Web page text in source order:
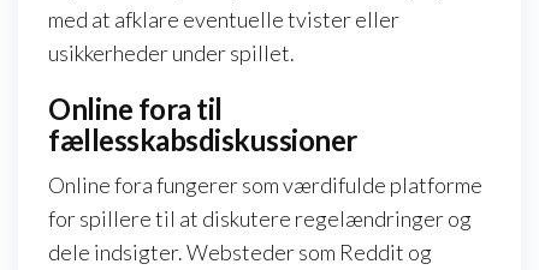
med at afklare eventuelle tvister eller
usikkerheder under spillet.
Online fora til
fællesskabsdiskussioner
Online fora fungerer som værdifulde platforme
for spillere til at diskutere regelændringer og
dele indsigter. Websteder som Reddit og